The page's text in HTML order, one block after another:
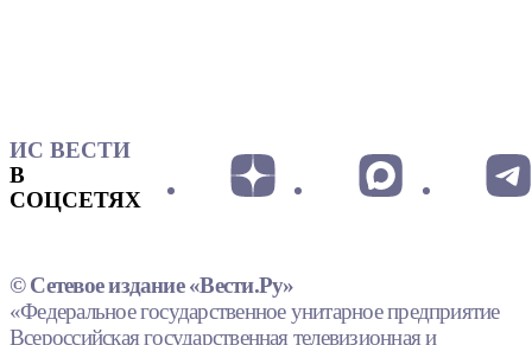
ИС ВЕСТИ
В
СОЦСЕТЯХ
© Сетевое издание «Вести.Ру»
«Федеральное государственное унитарное предприятие
Всероссийская государственная телевизионная и